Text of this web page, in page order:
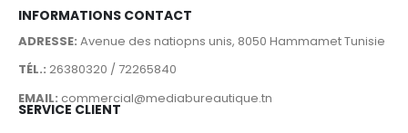
INFORMATIONS CONTACT
ADRESSE: Avenue des natiopns unis, 8050 Hammamet Tunisie
TÉL.: 26380320 / 72265840
EMAIL: commercial@mediabureautique.tn
SERVICE CLIENT